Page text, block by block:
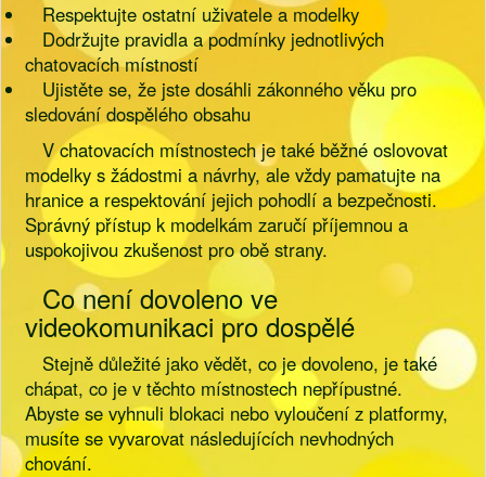
Respektujte ostatní uživatele a modelky
Dodržujte pravidla a podmínky jednotlivých
chatovacích místností
Ujistěte se, že jste dosáhli zákonného věku pro
sledování dospělého obsahu
V chatovacích místnostech je také běžné oslovovat
modelky s žádostmi a návrhy, ale vždy pamatujte na
hranice a respektování jejich pohodlí a bezpečnosti.
Správný přístup k modelkám zaručí příjemnou a
uspokojivou zkušenost pro obě strany.
Co není dovoleno ve
videokomunikaci pro dospělé
Stejně důležité jako vědět, co je dovoleno, je také
chápat, co je v těchto místnostech nepřípustné.
Abyste se vyhnuli blokaci nebo vyloučení z platformy,
musíte se vyvarovat následujících nevhodných
chování.